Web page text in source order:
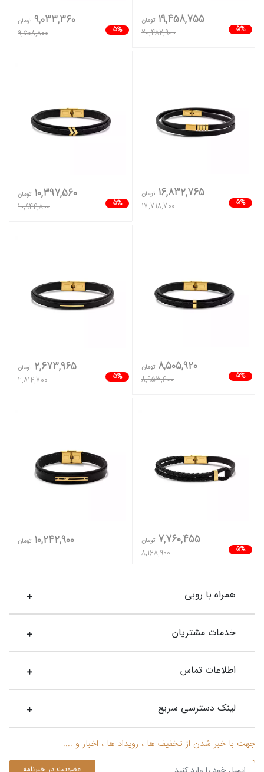
5%
19,458,755 تومان
20,482,900
5%
9,033,360 تومان
9,508,800
5%
16,832,765 تومان
17,718,700
5%
10,397,560 تومان
10,944,800
5%
8,505,920 تومان
8,953,600
5%
2,673,965 تومان
2,814,700
5%
7,760,455 تومان
8,168,900
10,242,900 تومان
همراه با روبی
خدمات مشتریان
اطلاعات تماس
لینک دسترسی سریع
جهت با خبر شدن از تخفیف ها ، رویداد ها ، اخبار و ....